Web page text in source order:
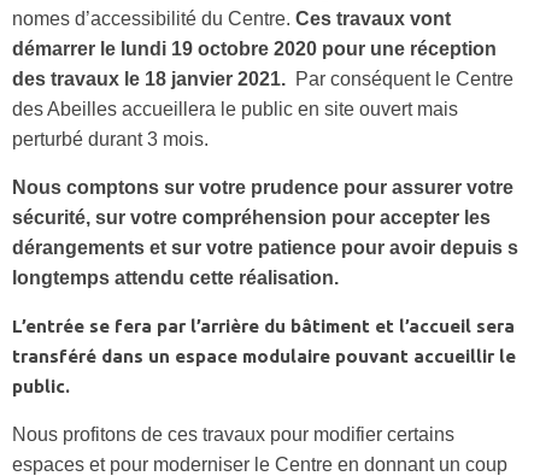
nomes d’accessibilité du Centre. Ces travaux vont
démarrer le lundi 19 octobre 2020 pour une réception
des travaux le 18 janvier 2021. Par conséquent le Centre
des Abeilles accueillera le public en site ouvert mais
perturbé durant 3 mois.
Nous comptons sur votre prudence pour assurer votre
sécurité, sur votre compréhension pour accepter les
dérangements et sur votre patience pour avoir depuis s
longtemps attendu cette réalisation.
L’entrée se fera par l’arrière du bâtiment et l’accueil sera
transféré dans un espace modulaire pouvant accueillir le
public.
Nous profitons de ces travaux pour modifier certains
espaces et pour moderniser le Centre en donnant un coup